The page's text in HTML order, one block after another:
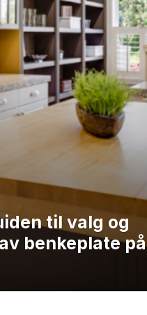
til valg og
benkeplate på